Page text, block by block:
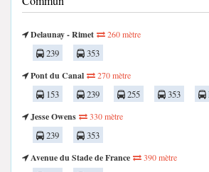
Delaunay - Rimet 260 mètre
239
353
Pont du Canal
270 mètre
153 239 255 353
Jesse Owens
330 mètre
239
353
Avenue du Stade de France
390 mètre